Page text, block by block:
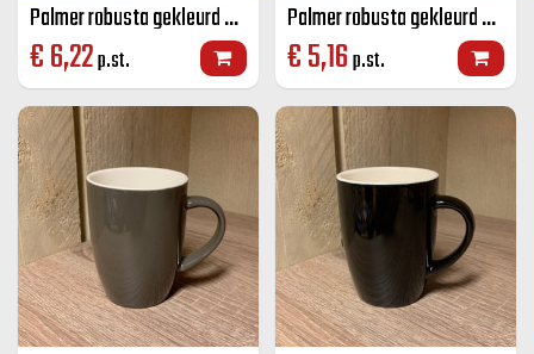
Palmer robusta gekleurd senseo mok rood 18 CL
€6,22p.st.
Palmer robusta gekleurd senseo mok blauw 18 CL
€5,16p.st.